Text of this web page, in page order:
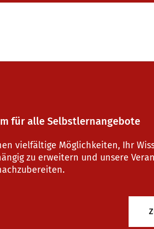
2.0
für alle Selbstlernangebote
vielfältige Möglichkeiten, Ihr
zu erweitern und unsere